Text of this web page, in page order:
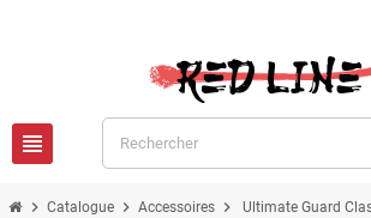
view_headline
chevron_right Catalogue chevron_right Accessoires chevron_right Ultimate Guard